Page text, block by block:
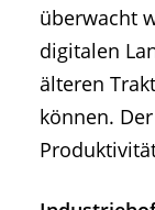
überwacht
digitalen
älteren
können.